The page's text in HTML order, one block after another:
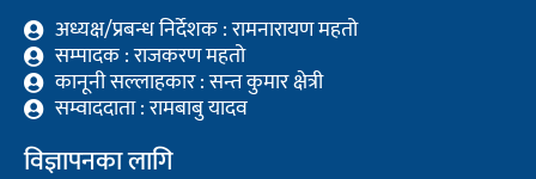
अध्यक्ष/प्रबन्ध निर्देशक : रामनारायण महतो
सम्पादक : राजकरण महतो
कानूनी सल्लाहकार : सन्त कुमार क्षेत्री
सम्वाददाता : रामबाबु यादव
विज्ञापनका लागि